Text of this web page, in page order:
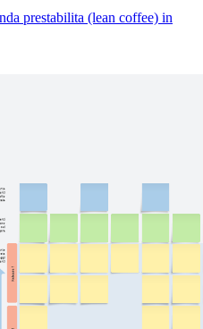
prestabilita (lean coffee) in